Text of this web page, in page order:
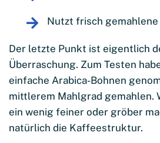
Nutzt frisch
Der letzte Punkt ist eigentlich
Überraschung. Zum Testen
einfache Arabica-Bohnen
mittlerem Mahlgrad gemahlen.
ein wenig feiner oder gröber
natürlich die Kaffeestruktur.